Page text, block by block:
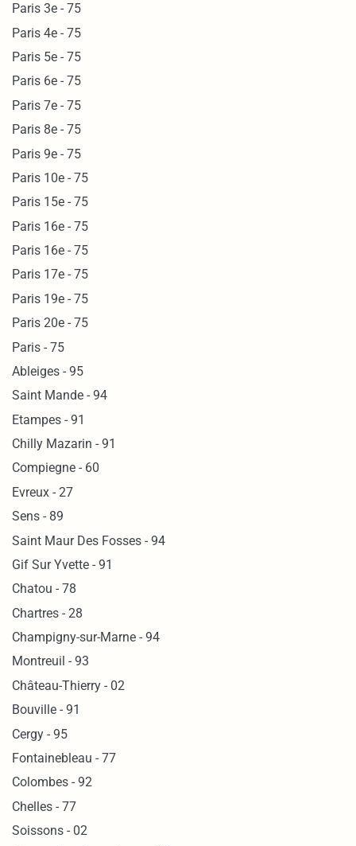
Paris 3e - 75
Paris 4e - 75
Paris 5e - 75
Paris 6e - 75
Paris 7e - 75
Paris 8e - 75
Paris 9e - 75
Paris 10e - 75
Paris 15e - 75
Paris 16e - 75
Paris 16e - 75
Paris 17e - 75
Paris 19e - 75
Paris 20e - 75
Paris - 75
Ableiges - 95
Saint Mande - 94
Etampes - 91
Chilly Mazarin - 91
Compiegne - 60
Evreux - 27
Sens - 89
Saint Maur Des Fosses - 94
Gif Sur Yvette - 91
Chatou - 78
Chartres - 28
Champigny-sur-Marne - 94
Montreuil - 93
Château-Thierry - 02
Bouville - 91
Cergy - 95
Fontainebleau - 77
Colombes - 92
Chelles - 77
Soissons - 02